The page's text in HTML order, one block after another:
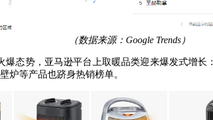
（数据来源：Google Trends）
爆态势，亚马逊平台上取暖品类迎来爆发式增长：
炉等产品也跻身热销榜单。